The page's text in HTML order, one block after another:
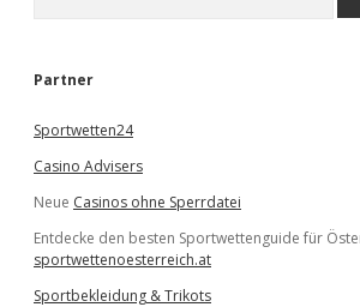
e
Partner
Sportwetten24
Casino Advisers
Neue Casinos ohne Sperrdatei
Entdecke den besten Sportwettenguide für
sportwettenoesterreich.at
Sportbekleidung & Trikots